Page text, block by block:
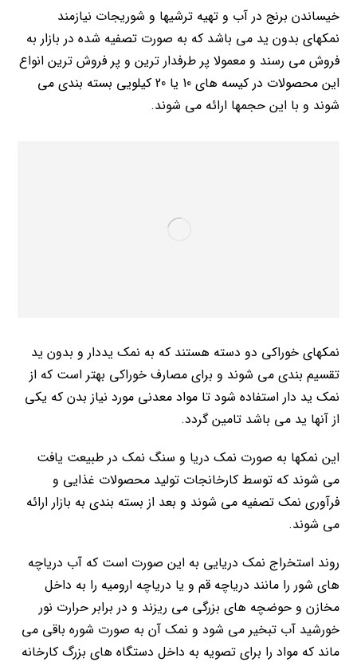
خیساندن برنج در آب و تهیه ترشیها و شوریجات نیازمند
نمکهای بدون ید می باشد که به صورت تصفیه شده در بازار به
فروش می رسند و معمولا پر طرفدار ترین و پر فروش ترین انواع
این محصولات در کیسه های 10 یا 20 کیلویی بسته بندی می
شوند و با این حجمها ارائه می شوند.
نمکهای خوراکی دو دسته هستند که به نمک یددار و بدون ید
تقسیم بندی می شوند و برای مصارف خوراکی بهتر است که از
نمک ید دار استفاده شود تا مواد معدنی مورد نیاز بدن که یکی
از آنها ید می باشد تامین گردد.
این نمکها به صورت نمک دریا و سنگ نمک در طبیعت یافت
می شوند که توسط کارخانجات تولید محصولات غذایی و
فرآوری نمک تصفیه می شوند و بعد از بسته بندی به بازار ارائه
می شوند.
روند استخراج نمک دریایی به این صورت است که آب دریاچه
های شور را مانند دریاچه قم و یا دریاچه ارومیه را به داخل
مخازن و حوضچه های بزرگی می ریزند و در برابر حرارت نور
خورشید آب تبخیر می شود و نمک آن به صورت شوره باقی می
ماند که مواد را برای تصویه به داخل دستگاه های بزرگ کارخانه